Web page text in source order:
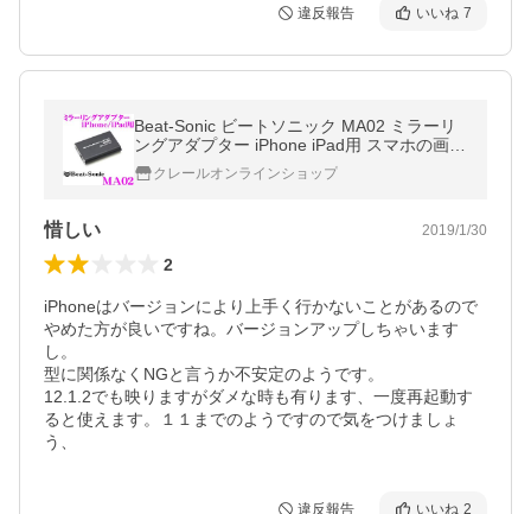
違反報告 いいね 7
Beat-Sonic ビートソニック MA02 ミラーリ
ングアダプター iPhone iPad用 スマホの画面
をそのままナビ画面へ！
クレールオンラインショップ
惜しい 2019/1/30
2
iPhoneはバージョンにより上手く行かないことがあるので
やめた方が良いですね。バージョンアップしちゃいます
し。
型に関係なくNGと言うか不安定のようです。
12.1.2でも映りますがダメな時も有ります、一度再起動す
ると使えます。１１までのようですので気をつけましょ
う、
違反報告 いいね 2